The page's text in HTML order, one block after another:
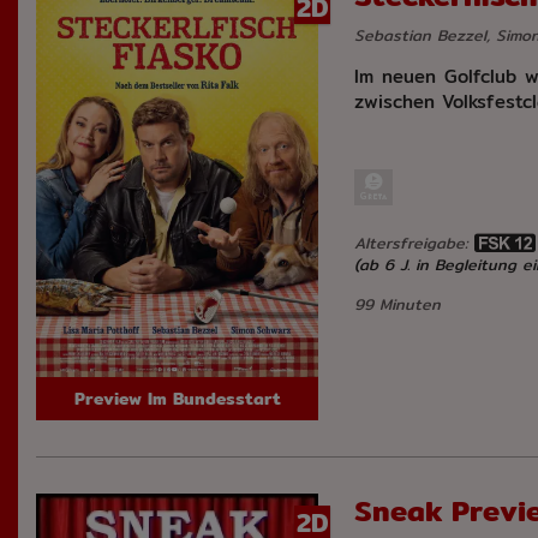
2D
Preview Im Bundesstart
Sebastian Bezzel,
Im neuen Golfclub
zwischen
Altersfreigabe:
(ab 6 J. in Begleitung
99 Minuten
2D Sneak